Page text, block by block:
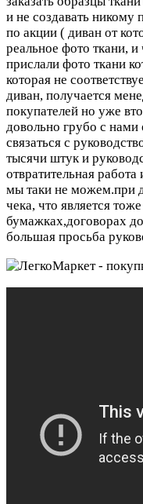
и не создавать
по акции ( диван от
реальное фото ткани,
прислали фото ткани
которая не
диван, получается
покупателей но уже
довольно грубо с
связаться с
тысячи штук и
отвратительная
мы таки не можем.при
чека, что является
бумажках,договорах
большая просьба